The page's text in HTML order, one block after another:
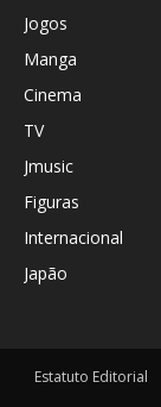
Jogos
Manga
Cinema
TV
Jmusic
Figuras
Internacional
Japão
Estatuto Editorial